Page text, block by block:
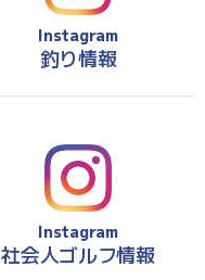
Instagram
釣り情報
Instagram
社会人ゴルフ情報